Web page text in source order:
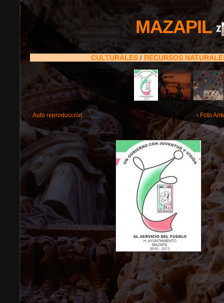
MAZAPIL
CULTURALES / RECURSOS
Auto reproducción ‹ Foto